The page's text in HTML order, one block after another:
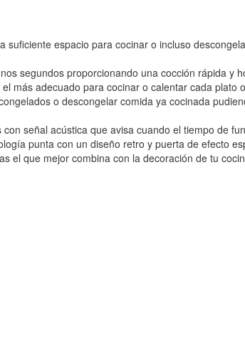
espacio para cocinar o incluso
segundos proporcionando una cocción rápida y
más adecuado para cocinar o calentar cada plato
o descongelar comida ya cocinada
señal acústica que avisa cuando el tiempo de
punta con un diseño retro y puerta de efecto
el que mejor combina con la decoración de tu